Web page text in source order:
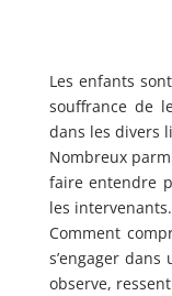
Les enfants
souffrance de
dans les divers
Nombreux
faire entendre
les intervenants.
Comment
s’engager dans
observe,